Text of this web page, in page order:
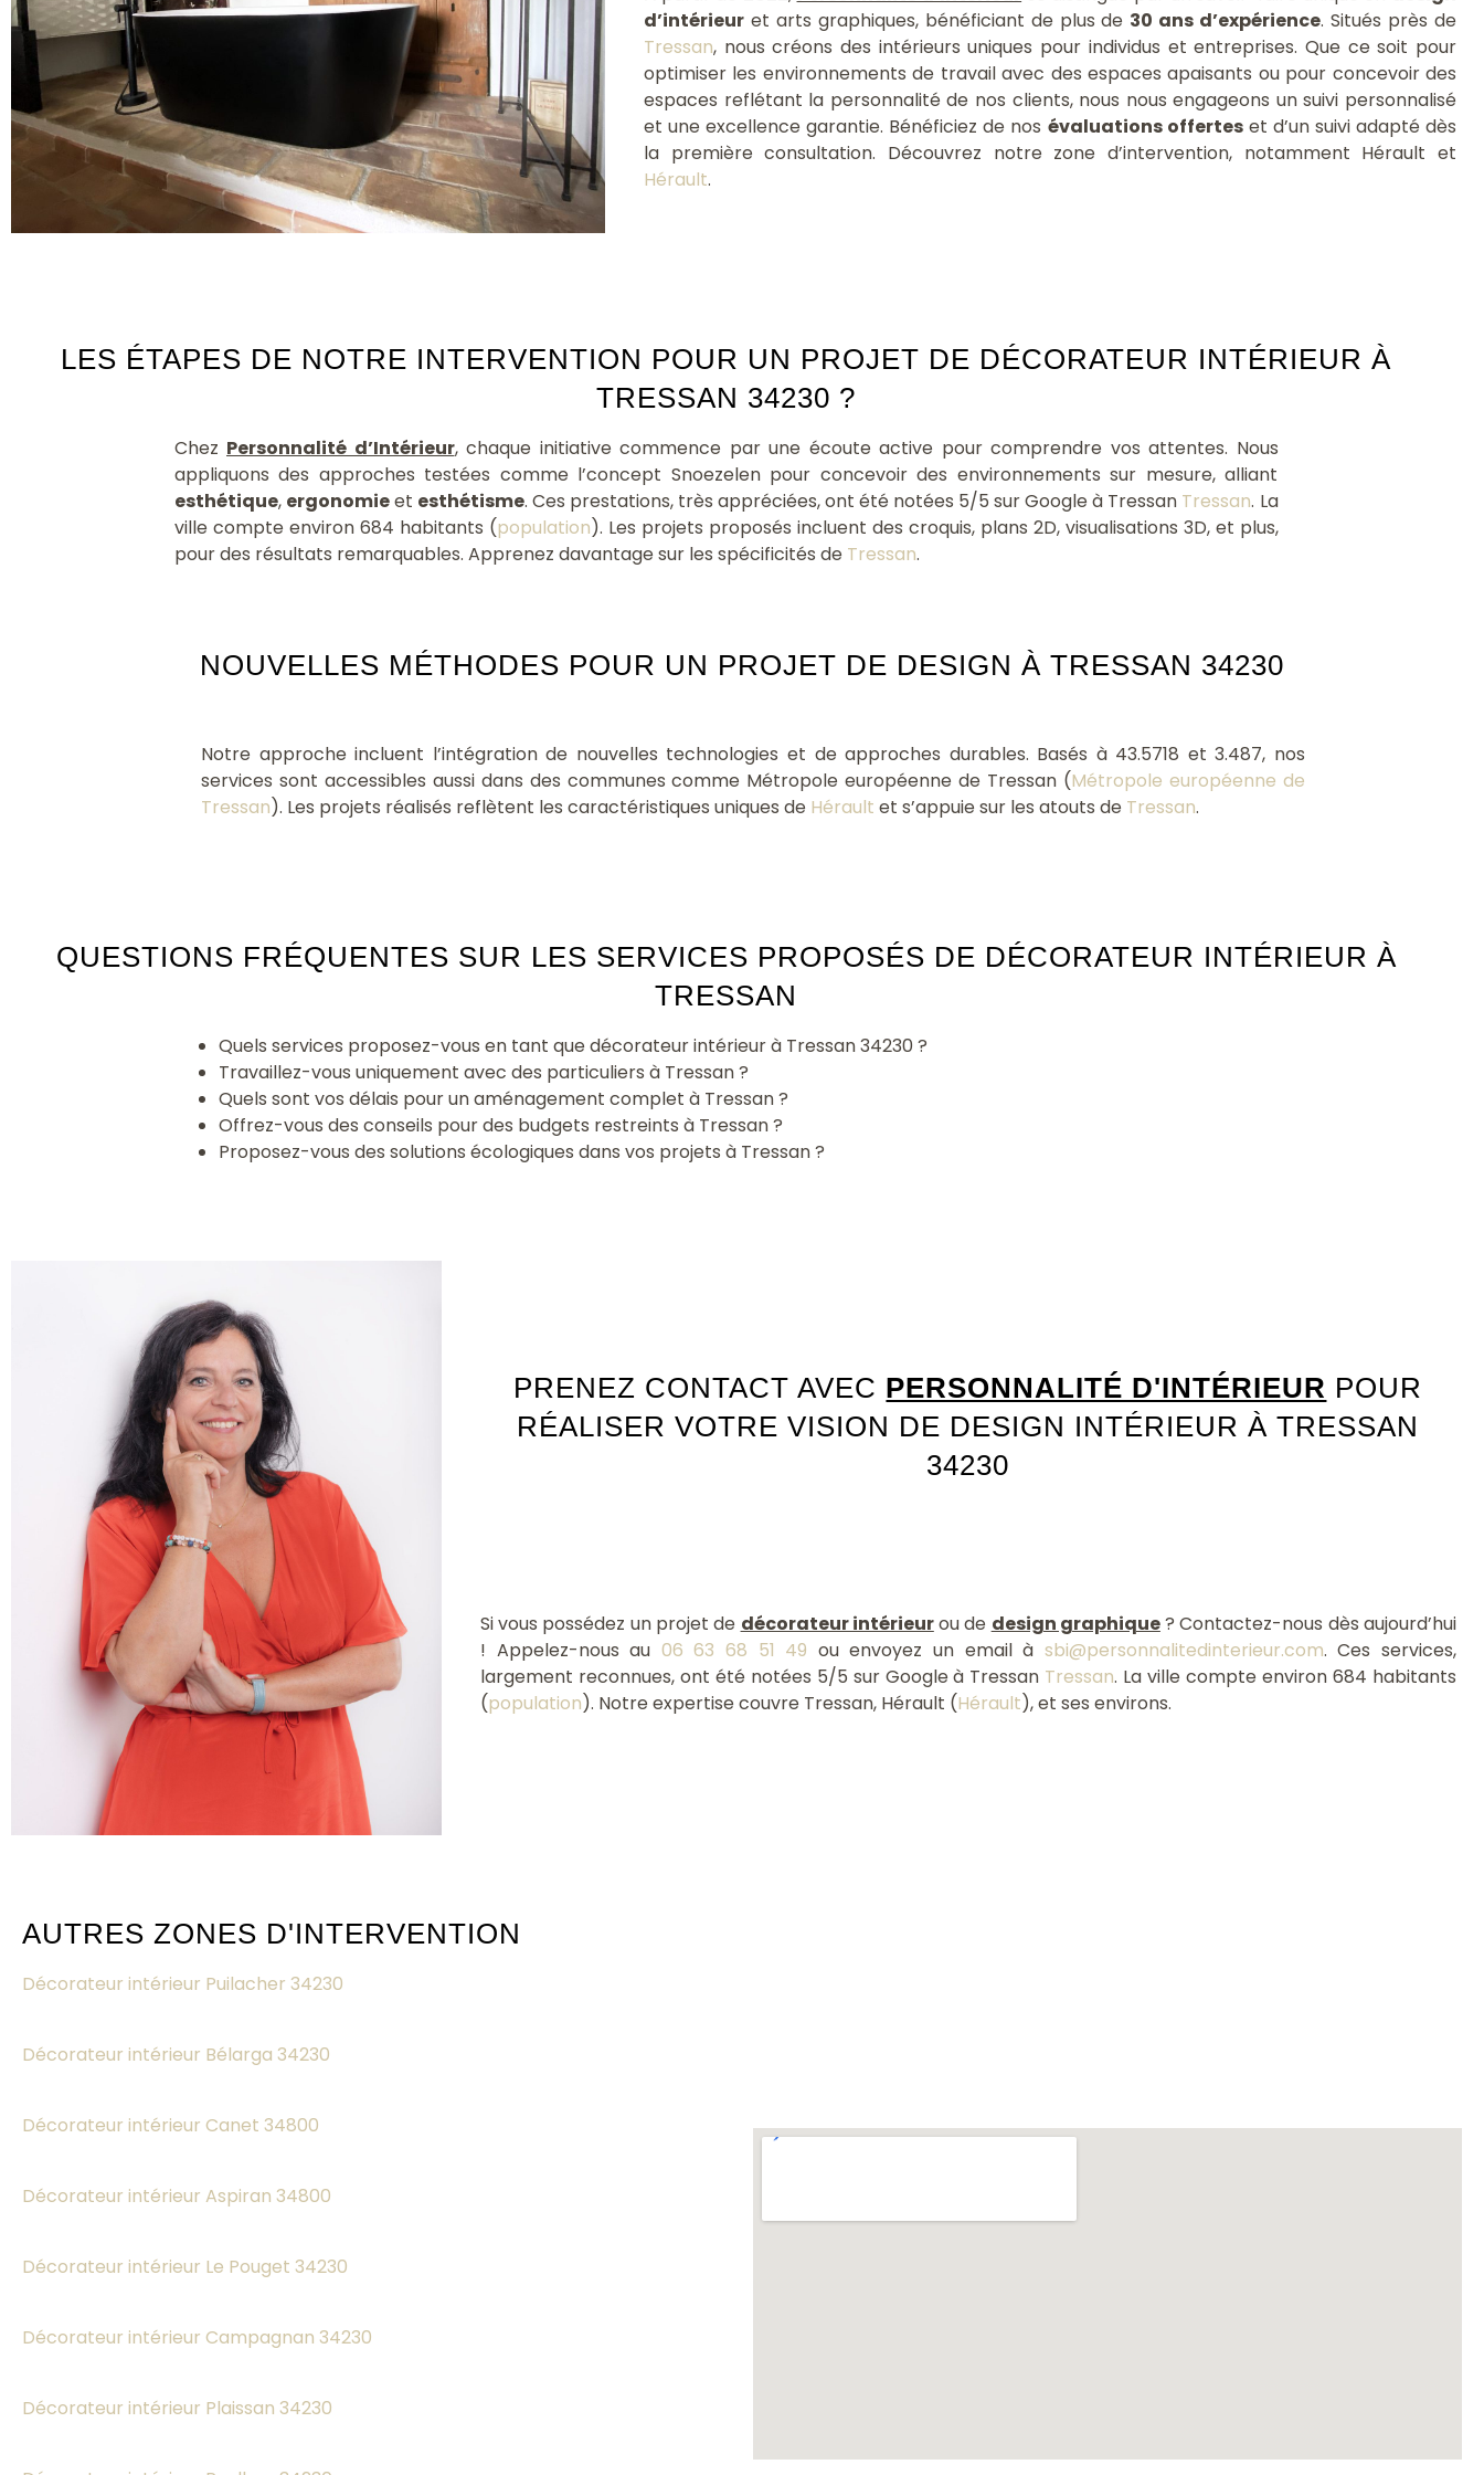
soient...
d’intérieur et arts graphiques, bénéficiant de plus de 30 ans d’expérience. Situés près de
Tressan, nous créons des intérieurs uniques pour individus et entreprises. Que ce soit pour
optimiser les environnements de travail avec des espaces apaisants ou pour concevoir des
espaces reflétant la personnalité de nos clients, nous nous engageons un suivi personnalisé
et une excellence garantie. Bénéficiez de nos évaluations offerteset d’un suivi adapté dès
la première consultation. Découvrez notre zone d’intervention, notamment Hérault et
Hérault.
LES ÉTAPES DE NOTRE INTERVENTION POUR UN PROJET DE DÉCORATEUR INTÉRIEUR À
TRESSAN 34230 ?
Chez Personnalité d’Intérieur, chaque initiative commence par une écoute active pour comprendre vos attentes. Nous
appliquons des approches testées comme l’concept Snoezelen pour concevoir des environnements sur mesure, alliant
esthétique, ergonomieet esthétisme. Ces prestations, très appréciées, ont été notées 5/5 sur Google à Tressan Tressan. La
ville compte environ 684 habitants (population). Les projets proposés incluent des croquis, plans 2D, visualisations 3D, et plus,
pour des résultats remarquables. Apprenez davantage sur les spécificités de Tressan.
NOUVELLES MÉTHODES POUR UN PROJET DE DESIGN À TRESSAN 34230
Notre approche incluent l’intégration de nouvelles technologies et de approches durables. Basés à 43.5718 et 3.487, nos
services sont accessibles aussi dans des communes comme Métropole européenne de Tressan (Métropole européenne de
Tressan). Les projets réalisés reflètent les caractéristiques uniques de Hérault et s’appuie sur les atouts de Tressan.
QUESTIONS FRÉQUENTES SUR LES SERVICES PROPOSÉS DE DÉCORATEUR INTÉRIEUR À
TRESSAN
Quels services proposez-vous en tant que décorateur intérieur à Tressan 34230 ?
Travaillez-vous uniquement avec des particuliers à Tressan ?
Quels sont vos délais pour un aménagement complet à Tressan ?
Offrez-vous des conseils pour des budgets restreints à Tressan ?
Proposez-vous des solutions écologiques dans vos projets à Tressan ?
PRENEZ CONTACT AVEC PERSONNALITÉ D'INTÉRIEUR POUR
RÉALISER VOTRE VISION DE DESIGN INTÉRIEUR À TRESSAN
34230
Si vous possédez un projet de décorateur intérieurou de design graphique? Contactez-nous dès aujourd’hui
! Appelez-nous au 06 63 68 51 49 ou envoyez un email à sbi@personnalitedinterieur.com. Ces services,
largement reconnues, ont été notées 5/5 sur Google à Tressan Tressan. La ville compte environ 684 habitants
(population). Notre expertise couvre Tressan, Hérault (Hérault), et ses environs.
AUTRES ZONES D'INTERVENTION
Décorateur intérieur Puilacher 34230
Décorateur intérieur Bélarga 34230
Décorateur intérieur Canet 34800
Décorateur intérieur Aspiran 34800
Décorateur intérieur Le Pouget 34230
Décorateur intérieur Campagnan 34230
Décorateur intérieur Plaissan 34230